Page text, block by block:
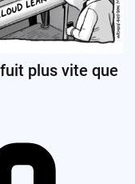
plus vite que